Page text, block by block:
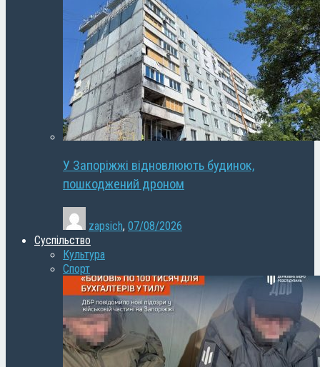
У Запоріжжі відновлюють будинок,
пошкоджений дроном
zapsich, 07/08/2026
Суспільство
Культура
Спорт